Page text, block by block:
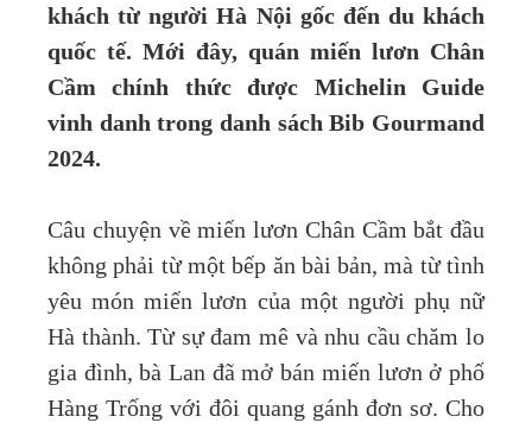
khách từ người Hà Nội gốc đến du khách
quốc tế. Mới đây, quán miến lươn Chân
Cầm chính thức được Michelin Guide
vinh danh trong danh sách Bib Gourmand
2024.
Câu chuyện về miến lươn Chân Cầm bắt đầu
không phải từ một bếp ăn bài bản, mà từ tình
yêu món miến lươn của một người phụ nữ
Hà thành. Từ sự đam mê và nhu cầu chăm lo
gia đình, bà Lan đã mở bán miến lươn ở phố
Hàng Trống với đôi quang gánh đơn sơ. Cho